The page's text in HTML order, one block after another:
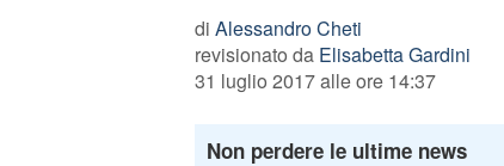
di Alessandro Cheti
revisionato da Elisabetta Gardini
31 luglio 2017 alle ore 14:37
Non perdere le ultime news